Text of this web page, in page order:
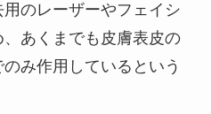
のレーザーやフェイシ
あくまでも皮膚表皮の
み作用しているという